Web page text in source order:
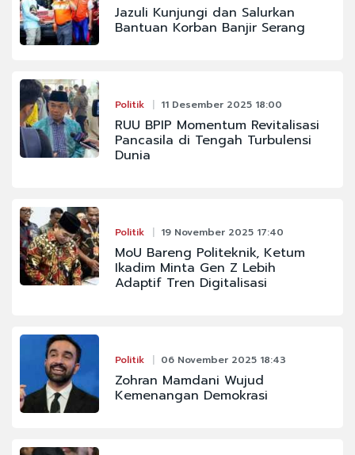
Jazuli Kunjungi dan Salurkan
Bantuan Korban Banjir Serang
Politik 11 Desember 2025 18:00
RUU BPIP Momentum Revitalisasi
Pancasila di Tengah Turbulensi
Dunia
Politik 19 November 2025 17:40
MoU Bareng Politeknik, Ketum
Ikadim Minta Gen Z Lebih
Adaptif Tren Digitalisasi
Politik 06 November 2025 18:43
Zohran Mamdani Wujud
Kemenangan Demokrasi